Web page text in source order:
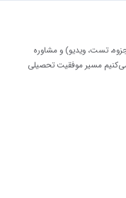
تست، ویدیو) و مشاوره
مسیر موفقیت تحصیلی